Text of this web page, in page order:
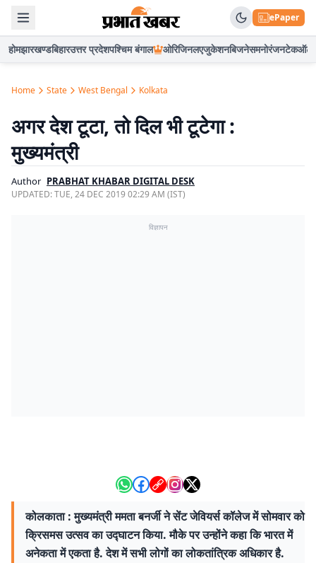
ePaper
होमझारखण्डबिहारउत्तर प्रदेशपश्चिम बंगाल ओरिजिनलएजुकेशनबिजनेसमनोरंजनटेकऑटो
Home State West Bengal Kolkata
अगर देश टूटा, तो दिल भी टूटेगा :
मुख्यमंत्री
Author PRABHAT KHABAR DIGITAL DESK
UPDATED:TUE, 24 DEC 2019 02:29 AM (IST)
विज्ञापन
कोलकाता : मुख्यमंत्री ममता बनर्जी ने सेंट जेवियर्स कॉलेज में सोमवार को
क्रिसमस उत्सव का उद्घाटन किया. मौके पर उन्होंने कहा कि भारत में
अनेकता में एकता है. देश में सभी लोगों का लोकतांत्रिक अधिकार है.